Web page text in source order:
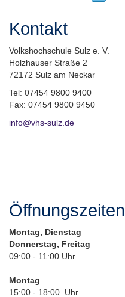
Kontakt
Volkshochschule Sulz e. V.
Holzhauser Straße 2
72172 Sulz am Neckar
Tel: 07454 9800 9400
Fax: 07454 9800 9450
info@vhs-sulz.de
Öffnungszeiten
Montag, Dienstag
Donnerstag, Freitag
09:00 - 11:00 Uhr
Montag
15:00 - 18:00 Uhr